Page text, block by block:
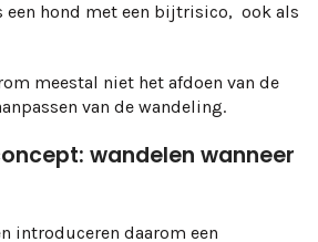
hond met een bijtrisico, ook als
meestal niet het afdoen van de
van de wandeling.
wandelen wanneer
introduceren daarom een